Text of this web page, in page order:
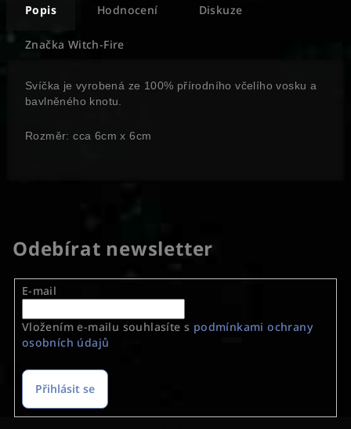
Popis Hodnocení Diskuze
Značka Witch-Fire
Svíčka je vyrobená ze 100% přírodního včelího vosku a
bavlněného knotu.
Rozměr: cca 6cm x 6cm
Odebírat newsletter
E-mail
Vložením e-mailu souhlasíte s podmínkami ochrany
osobních údajů
Přihlásit se